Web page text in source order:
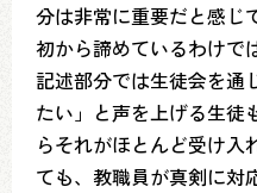
分は非常に重要だと感じ
初から諦めているわけで
記述部分では生徒会を通
たい」と声を上げる生徒
らそれがほとんど受け入
ても、教職員が真剣に対